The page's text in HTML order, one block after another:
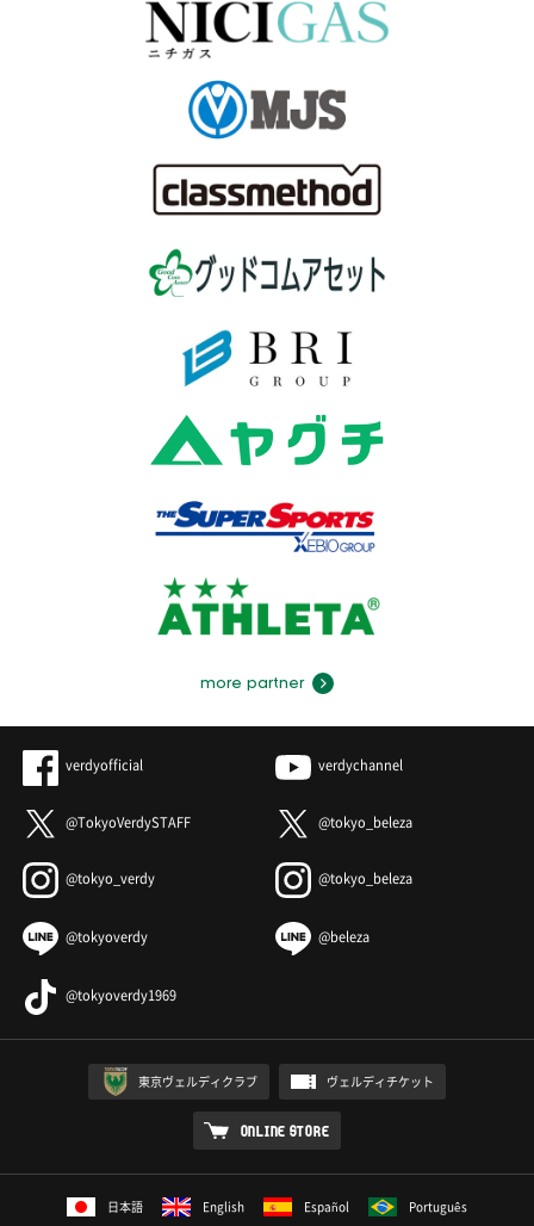
more partner
verdyofficial verdychannel
@TokyoVerdySTAFF @tokyo_beleza
@tokyo_verdy @tokyo_beleza
@tokyoverdy @beleza
@tokyoverdy1969
東京ヴェルディクラブ ヴェルディチケット
ONLINE STORE
日本語 English Español Português